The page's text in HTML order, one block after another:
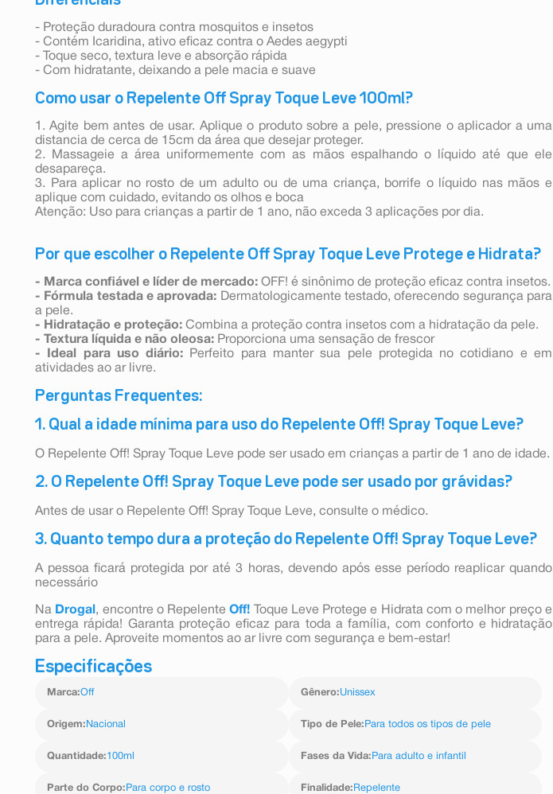
- Proteção duradoura contra mosquitos e insetos
- Contém Icaridina, ativo eficaz contra o Aedes aegypti
- Toque seco, textura leve e absorção rápida
- Com hidratante, deixando a pele macia e suave
Como usar o Repelente Off Spray Toque Leve 100ml?
1. Agite bem antes de usar. Aplique o produto sobre a pele, pressione o aplicador a uma
distancia de cerca de 15cm da área que desejar proteger.
2. Massageie a área uniformemente com as mãos espalhando o líquido até que ele
desapareça.
3. Para aplicar no rosto de um adulto ou de uma criança, borrife o líquido nas mãos e
aplique com cuidado, evitando os olhos e boca
Atenção: Uso para crianças a partir de 1 ano, não exceda 3 aplicações por dia.
Por que escolher o Repelente Off Spray Toque Leve Protege e Hidrata?
- Marca confiável e líder de mercado: OFF! é sinônimo de proteção eficaz contra insetos.
- Fórmula testada e aprovada: Dermatologicamente testado, oferecendo segurança para
a pele.
- Hidratação e proteção: Combina a proteção contra insetos com a hidratação da pele.
- Textura líquida e não oleosa: Proporciona uma sensação de frescor
- Ideal para uso diário: Perfeito para manter sua pele protegida no cotidiano e em
atividades ao ar livre.
Perguntas Frequentes:
1. Qual a idade mínima para uso do Repelente Off! Spray Toque Leve?
O Repelente Off! Spray Toque Leve pode ser usado em crianças a partir de 1 ano de idade.
2. O Repelente Off! Spray Toque Leve pode ser usado por grávidas?
Antes de usar o Repelente Off! Spray Toque Leve, consulte o médico.
3. Quanto tempo dura a proteção do Repelente Off! Spray Toque Leve?
A pessoa ficará protegida por até 3 horas, devendo após esse período reaplicar quando
necessário
Na Drogal , encontre o RepelenteOff! Toque Leve Protege e Hidrata com o melhor preço e
entrega rápida! Garanta proteção eficaz para toda a família, com conforto e hidratação
para a pele. Aproveite momentos ao ar livre com segurança e bem-estar!
Especificações
Marca:Off Gênero:Unissex
Origem: Nacional Tipo de Pele: Para todos os tipos de pele
Quantidade:100ml Fases da Vida: Para adulto e infantil
Parte do Corpo: Para corpo e rosto Finalidade: Repelente